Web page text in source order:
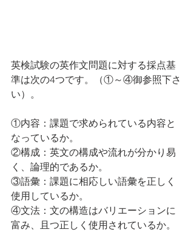
英検試験の英作文問題に対する採点基
準は次の4つです。（①～④御参照下さ
い）。
①内容：課題で求められている内容と
なっているか。
②構成：英文の構成や流れが分かり易
く、論理的であるか。
③語彙：課題に相応しい語彙を正しく
使用しているか。
④文法：文の構造はバリエーションに
富み、且つ正しく使用されているか。